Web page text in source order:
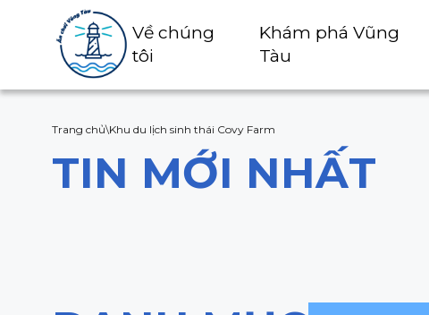
Về chúng
tôi
Khám phá Vũng
Tàu
Trang chủ\Khu du lịch sinh thái Covy Farm
TIN MỚI NHẤT